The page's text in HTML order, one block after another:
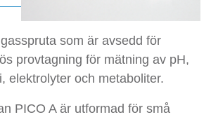
som är avsedd för
provtagning för mätning av pH,
elektrolyter och metaboliter.
PICO A är utformad för små